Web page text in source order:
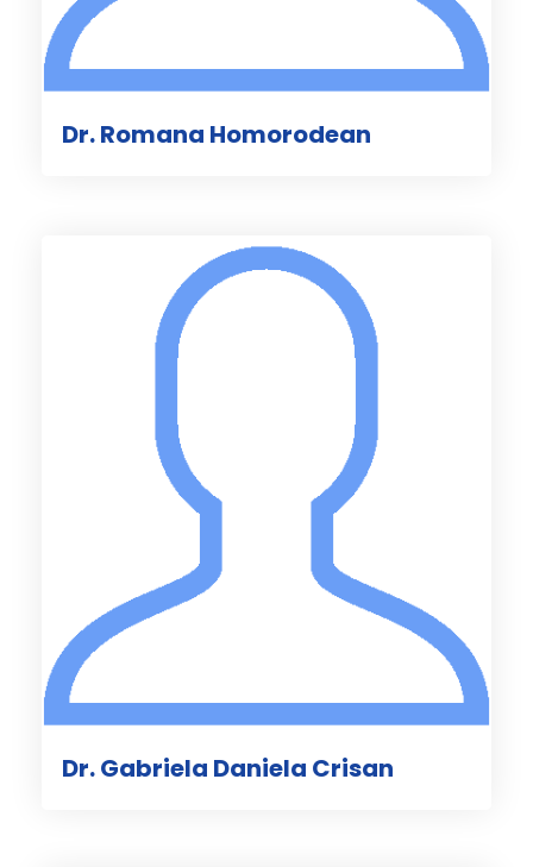
Dr. Romana Homorodean
Dr. Gabriela Daniela Crisan